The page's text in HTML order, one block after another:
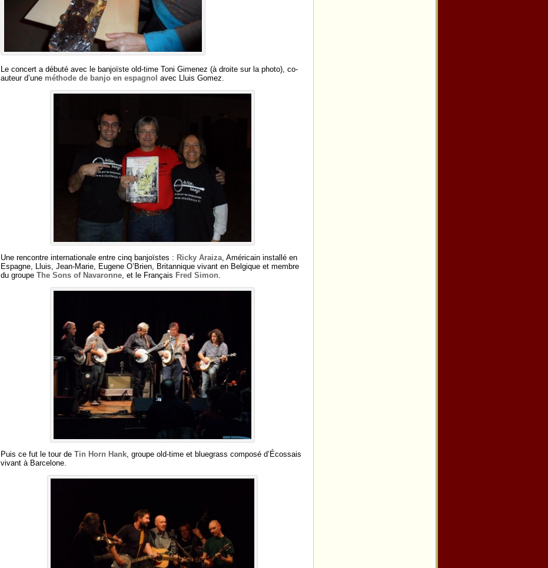
Le concert a débuté avec le banjoïste old-time Toni Gimenez (à droite sur la photo), co-
auteur d’une méthode de banjo en espagnol avec Lluis Gomez.
Une rencontre internationale entre cinq banjoïstes : Ricky Araiza , Américain installé en
Espagne, Lluis, Jean-Marie, Eugene O’Brien, Britannique vivant en Belgique et membre
du groupe The Sons of Navaronne , et le Français Fred Simon
Puis ce fut le tour de Tin Horn Hank, groupe old-time et bluegrass composé d’Écossais
vivant à Barcelone.